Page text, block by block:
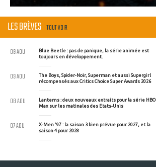
LES BRÈVES TOUT VOIR
Blue Beetle : pas de panique, la série animée est
toujours en développement.
09 AOU
The Boys, Spider-Noir, Superman et aussi Supergirl
récompensés aux Critics Choice Super Awards 2026
09 AOU
Lanterns : deux nouveaux extraits pour la série HBO
Max sur les matinales des Etats-Unis
08 AOU
X-Men '97 : la saison 3 bien prévue pour 2027, et la
saison 4 pour 2028
07 AOU